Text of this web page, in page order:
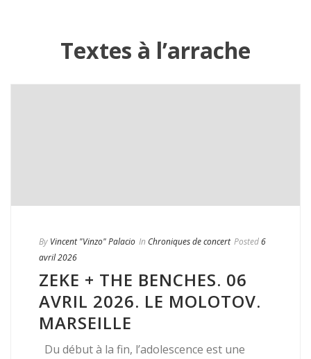
Textes à l’arrache
By Vincent "Vinzo" Palacio In Chroniques de concert Posted6
avril 2026
ZEKE + THE BENCHES. 06
AVRIL 2026. LE MOLOTOV.
MARSEILLE
Du début à la fin, l’adolescence est une